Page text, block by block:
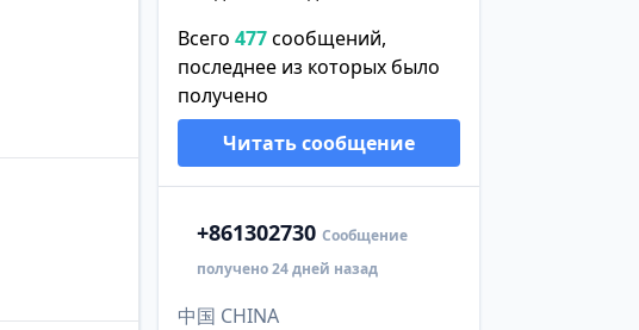
Всего 477сообщений,
последнее из которых было
получено
Читать сообщение
+861302730 Сообщение
получено 24 дней назад
中国 CHINA